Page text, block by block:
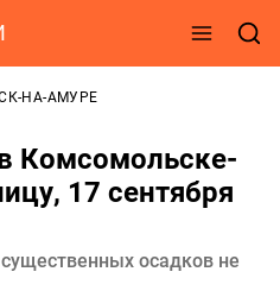
НА-АМУРЕ
Комсомольске-
17 сентября
осадков не